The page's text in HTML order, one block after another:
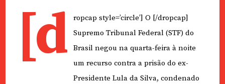
[d
ropcap style=’circle’] O [/dropcap]
Supremo Tribunal Federal (STF) do
Brasil negou na quarta-feira à noite
um recurso contra a prisão do ex-
Presidente Lula da Silva, condenado